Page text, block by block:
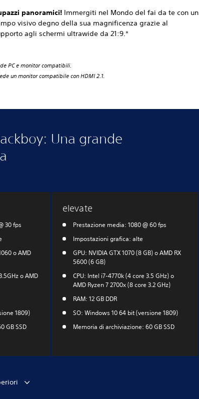
panoramici! Immergiti nel Mondo del fai da te con un
visivo degno della sua magnificenza grazie al
agli schermi ultrawide da 21:9.*
PC e monitor compatibili.
un monitor compatibile con HDMI 2.1.
Una grande
30 fps
o AMD
o AMD
1809)
GB SSD
elevate
Prestazione media: 1080 @ 60 fps
Impostazioni grafica: alte
GPU: NVIDIA GTX 1070 (8 GB) o AMD RX
5600 (6 GB)
CPU: Intel i7-4770k (4 core 3.5 GHz) o
AMD Ryzen 7 2700x (8 core 3.2 GHz)
RAM: 12 GB DDR
SO: Windows 10 64 bit (versione 1809)
Memoria di archiviazione: 60 GB SSD